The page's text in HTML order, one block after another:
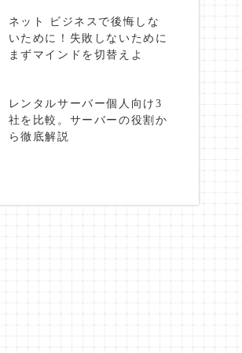
ネット ビジネスで後悔しな
いために！失敗しないために
まずマインドを切替えよ
レンタルサーバー個人向け3
社を比較。サーバーの役割か
ら徹底解説